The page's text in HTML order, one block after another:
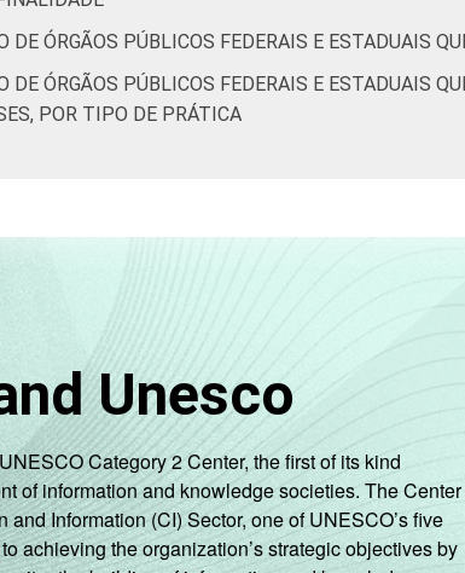
DE ÓRGÃOS PÚBLICOS FEDERAIS E ESTADUAIS
DE ÓRGÃOS PÚBLICOS FEDERAIS E ESTADUAIS
POR TIPO DE PRÁTICA
Unesco
Category 2 Center, the first of its kind
of information and knowledge societies. The
Information (CI) Sector, one of UNESCO’s five
achieving the organization’s strategic objectives by